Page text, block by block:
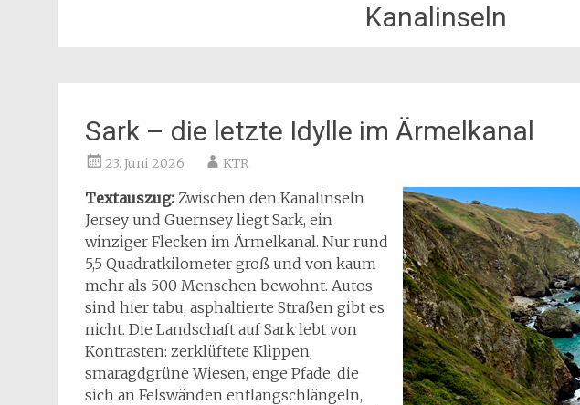
Kanalinseln
Sark – die letzte Idylle im Ärmelkanal
23. Juni 2026 KTR
Textauszug: Zwischen den Kanalinseln
Jersey und Guernsey liegt Sark, ein
winziger Flecken im Ärmelkanal. Nur rund
5,5 Quadratkilometer groß und von kaum
mehr als 500 Menschen bewohnt. Autos
sind hier tabu, asphaltierte Straßen gibt es
nicht. Die Landschaft auf Sark lebt von
Kontrasten: zerklüftete Klippen,
smaragdgrüne Wiesen, enge Pfade, die
sich an Felswänden entlangschlängeln,